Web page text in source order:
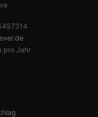
pro Jahr